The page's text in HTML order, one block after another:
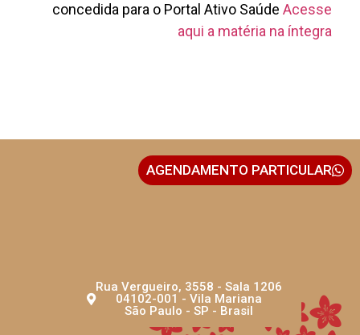
concedida para o Portal Ativo Saúde Acesse
aqui a matéria na íntegra
Rua Vergueiro, 3558 - Sala 1206
04102-001 - Vila Mariana
São Paulo - SP - Brasil
AGENDAMENTO PARTICULAR